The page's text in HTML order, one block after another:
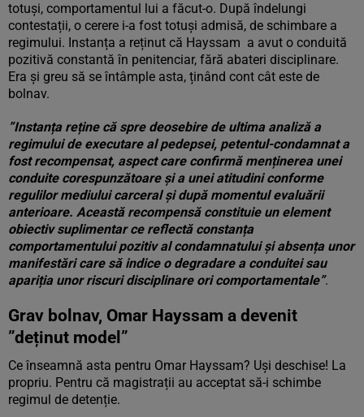
totuși, comportamentul lui a făcut-o. După îndelungi
contestații, o cerere i-a fost totuși admisă, de schimbare a
regimului. Instanța a reținut că Hayssam a avut o conduită
pozitivă constantă în penitenciar, fără abateri disciplinare.
Era și greu să se întâmple asta, ținând cont cât este de
bolnav.
”Instanța reține că spre deosebire de ultima analiză a
regimului de executare al pedepsei, petentul-condamnat a
fost recompensat, aspect care confirmă menținerea unei
conduite corespunzătoare și a unei atitudini conforme
regulilor mediului carceral și după momentul evaluării
anterioare. Această recompensă constituie un element
obiectiv suplimentar ce reflectă constanța
comportamentului pozitiv al condamnatului și absența unor
manifestări care să indice o degradare a conduitei sau
apariția unor riscuri disciplinare ori comportamentale”.
Grav bolnav, Omar Hayssam a devenit
”deținut model”
Ce înseamnă asta pentru Omar Hayssam? Uși deschise! La
propriu. Pentru că magistrații au acceptat să-i schimbe
regimul de detenție.